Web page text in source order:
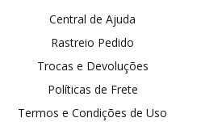
Central de Ajuda
Rastreio Pedido
Trocas e Devoluções
Políticas de Frete
Termos e Condições de Uso